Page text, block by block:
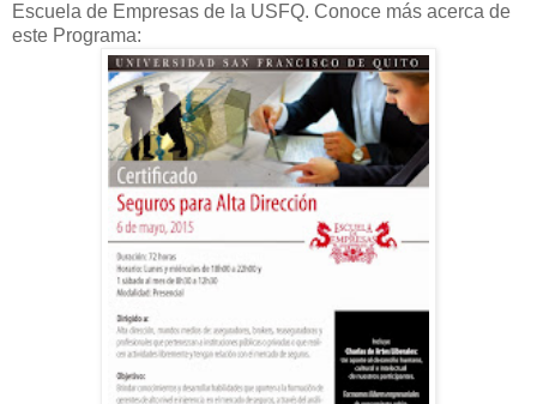
Escuela de Empresas de la USFQ. Conoce más acerca de
este Programa: